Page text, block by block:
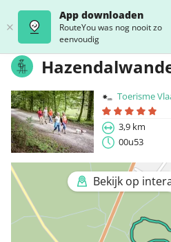
App downloaden
RouteYou was nog nooit zo
eenvoudig
Toerisme
3,9 km
00u53
Bekijk op